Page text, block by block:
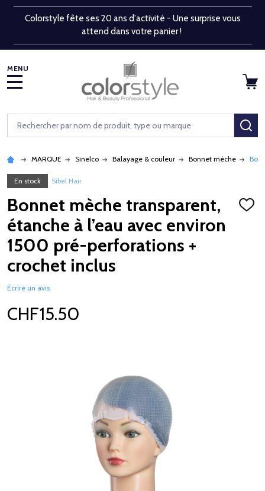
Colorstyle fête ses 20 ans d'activité - Une surprise vous
attend dans votre panier !
Rechercher
MARQUE Sinelco Balayage & couleur Bonnet mèche
En stock Sibel Hair
Bonnet mèche transparent,
étanche à l’eau avec environ
1500 pré-perforations +
crochet inclus
Écrire un avis
CHF15.50